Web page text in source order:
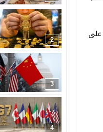
على
2
3
4